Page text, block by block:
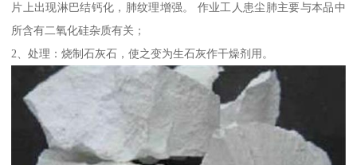
片上出现淋巴结钙化，肺纹理增强。 作业工人患尘肺主要与本品中
所含有二氧化硅杂质有关；
2、处理：烧制石灰石，使之变为生石灰作干燥剂用。